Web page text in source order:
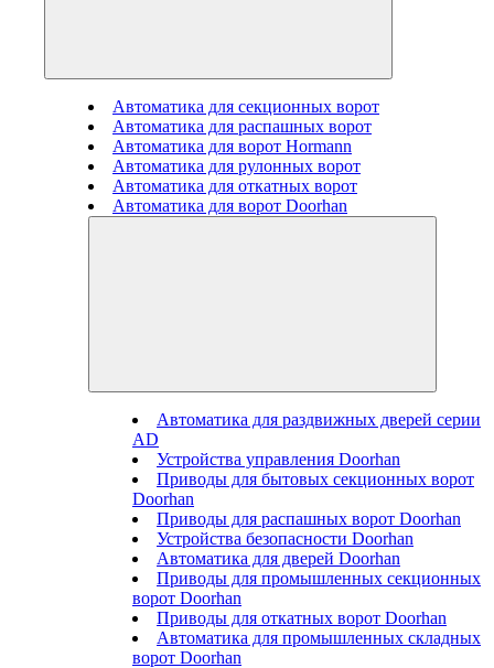
Автоматика для секционных ворот
Автоматика для распашных ворот
Автоматика для ворот Hormann
Автоматика для рулонных ворот
Автоматика для откатных ворот
Автоматика для ворот Doorhan
Автоматика для раздвижных дверей серии
AD
Устройства управления Doorhan
Приводы для бытовых секционных ворот
Doorhan
Приводы для распашных ворот Doorhan
Устройства безопасности Doorhan
Автоматика для дверей Doorhan
Приводы для промышленных секционных
ворот Doorhan
Приводы для откатных ворот Doorhan
Автоматика для промышленных складных
ворот Doorhan